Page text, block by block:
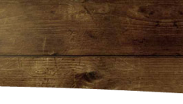
Jagdfieber | Werbeagentur Dresden